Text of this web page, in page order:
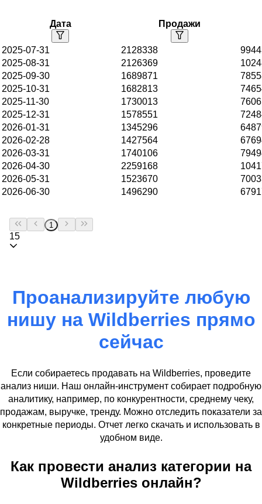
Дата Продажи
2025-07-31 2128338
2025-08-31
2126369
2025-09-30
1689871
2025-10-31
1682813
2025-11-30
1730013
2025-12-31
1578551
2026-01-31
1345296
2026-02-28
1427564
2026-03-31
1740106
2026-04-30
2259168
2026-05-31
1523670
2026-06-30
1496290
1
15
Проанализируйте любую
нишу на Wildberries прямо
сейчас
Если собираетесь продавать на Wildberries, проведите
анализ ниши. Наш онлайн-инструмент собирает подробную
аналитику, например, по конкурентности, среднему чеку,
продажам, выручке, тренду. Можно отследить показатели за
конкретные периоды. Отчет легко скачать и использовать в
удобном виде.
Как провести анализ категории на
Wildberriesонлайн?